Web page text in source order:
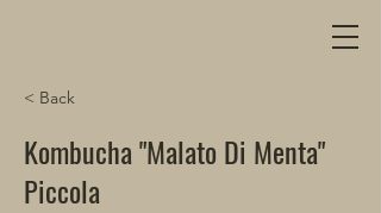
< Back
Kombucha "Malato Di Menta"
Piccola